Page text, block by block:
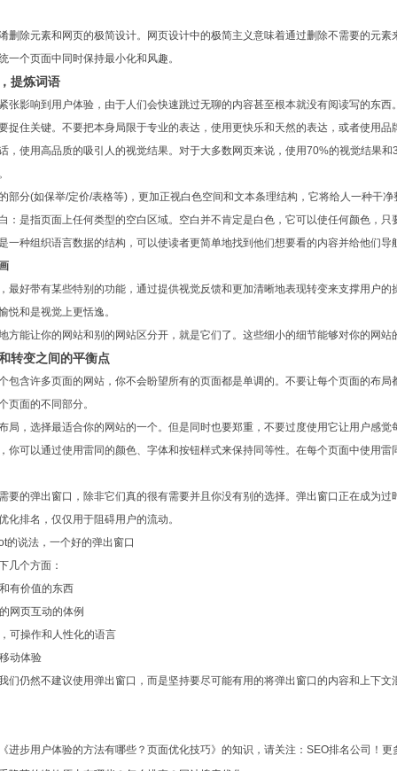
元素和网页的极简设计。网页设计中的极简主义意味着通过删除不需要的元素
一个页面中同时保持最小化和风趣。
炼词语
响到用户体验，由于人们会快速跳过无聊的内容甚至根本就没有阅读写的东西
捉住关键。不要把本身局限于专业的表达，使用更快乐和天然的表达，或者使用品
用高品质的吸引人的视觉结果。对于大多数网页来说，使用70%的视觉结果和
(如保举/定价/表格等)，更加正视白色空间和文本条理结构，它将给人一种干净
指页面上任何类型的空白区域。空白并不肯定是白色，它可以使任何颜色，只
组织语言数据的结构，可以使读者更简单地找到他们想要看的内容并给他们导
带有某些特别的功能，通过提供视觉反馈和更加清晰地表现转变来支撑用户的
悦和是视觉上更恬逸。
让你的网站和别的网站区分开，就是它们了。这些细小的细节能够对你的网站
变之间的平衡点
许多页面的网站，你不会盼望所有的页面都是单调的。不要让每个页面的布局
页面的不同部分。
选择最适合你的网站的一个。但是同时也要郑重，不要过度使用它让用户感觉
你可以通过使用雷同的颜色、字体和按钮样式来保持同等性。在每个页面中使用
弹出窗口，除非它们真的很有需要并且你没有别的选择。弹出窗口正在成为过
化排名，仅仅用于阻碍用户的流动。
法，一个好的弹出窗口
个方面：
价值的东西
页互动的体例
操作和人性化的语言
动体验
然不建议使用弹出窗口，而是坚持要尽可能有用的将弹出窗口的内容和上下文
进步用户体验的方法有哪些？页面优化技巧》的知识，请关注：SEO排名公司！